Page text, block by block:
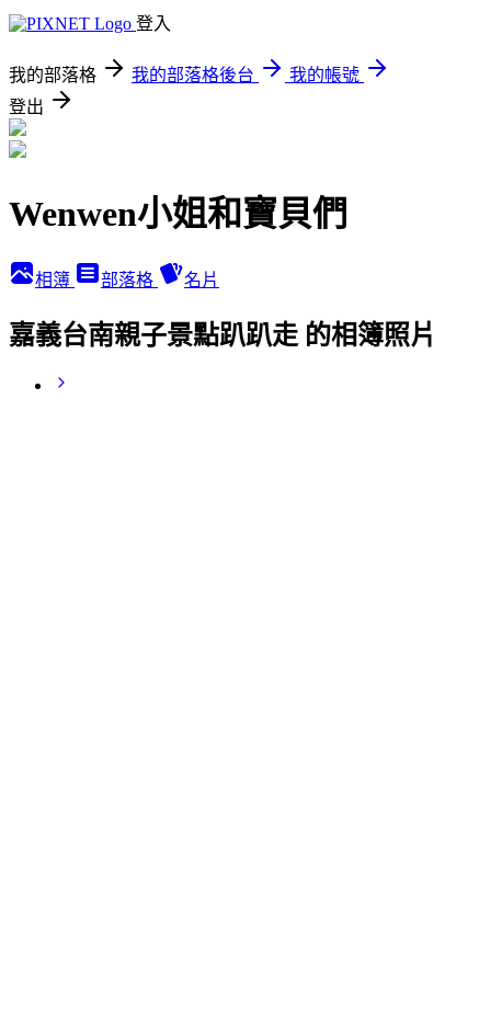
登入
我的部落格 我的部落格後台
我的帳號
登出
Wenwen小姐和寶貝們
相簿 部落格 名片
嘉義台南親子景點趴趴走 的相簿照片